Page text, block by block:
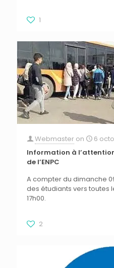
1
Webmaster on
6
Information à
de l’ENPC
A compter du dimanche
des étudiants vers toutes
17h00.
2